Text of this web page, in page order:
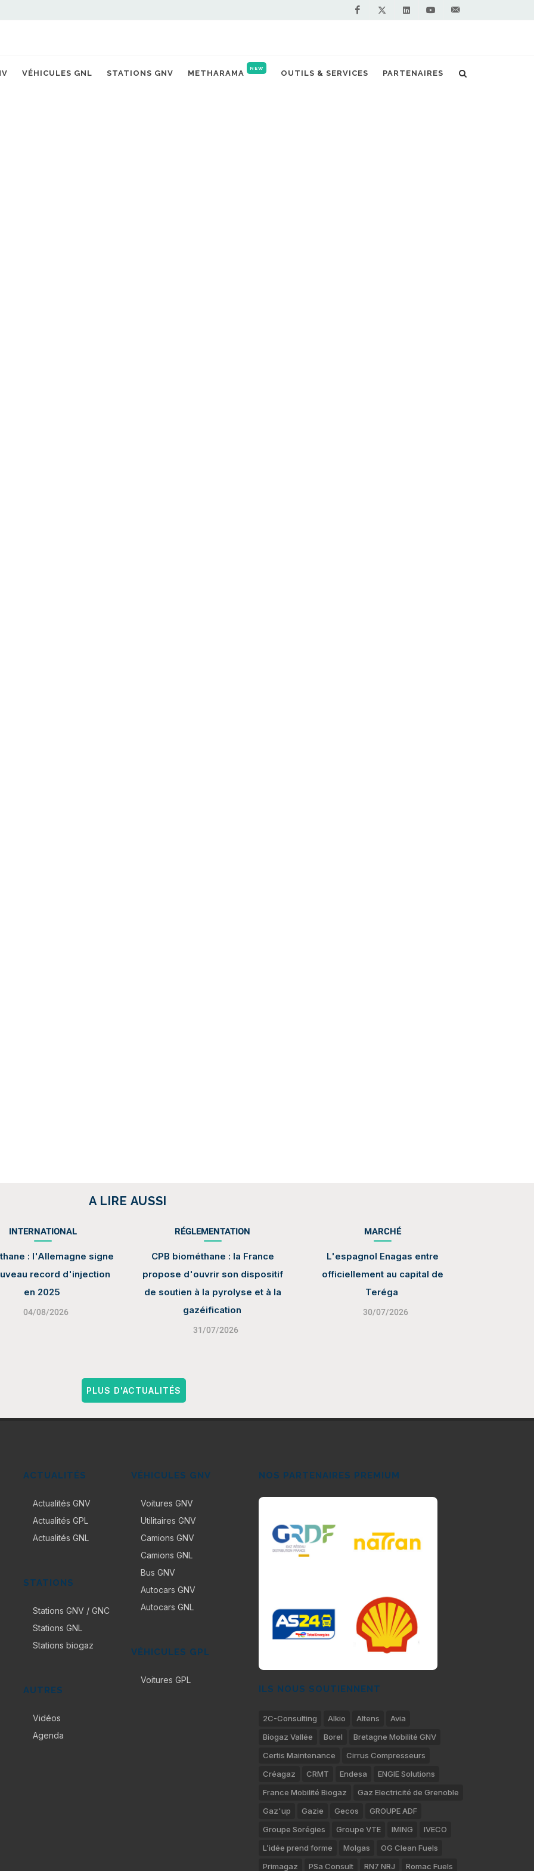
VÉHICULES GNL STATIONS GNV METHARAMA
NEW
OUTILS & SERVICES PARTENAIRES
Occitanie, près de 80 projets
A LIRE AUSSI
INTERNATIONAL
: l'Allemagne signe
record d'injection
en 2025
04/08/2026
RÉGLEMENTATION
CPB biométhane : la France
propose d'ouvrir son dispositif
de soutien à la pyrolyse et à la
gazéification
31/07/2026
MARCHÉ
L'espagnol Enagas entre
officiellement au capital de
Teréga
30/07/2026
PLUS D'ACTUALITÉS
ACTUALITÉS
Actualités GNV
Actualités GPL
Actualités GNL
STATIONS
Stations GNV / GNC
Stations GNL
Stations biogaz
AUTRES
Vidéos
Agenda
VÉHICULES GNV
Voitures GNV
Utilitaires GNV
Camions GNV
Camions GNL
Bus GNV
Autocars GNV
Autocars GNL
VÉHICULES GPL
Voitures GPL
NOS PARTENAIRES PREMIUM
ILS NOUS SOUTIENNENT
2C-Consulting Alkio Altens
Avia
Biogaz Vallée
Borel
Bretagne Mobilité GNV
Certis Maintenance
Cirrus Compresseurs
Créagaz
CRMT Endesa
ENGIE Solutions
France Mobilité Biogaz
Gaz Electricité de Grenoble
Gaz'up
Gazie Gecos
GROUPE ADF
Groupe Sorégies
Groupe VTE IMING
IVECO
L’idée prend forme
Molgas
OG Clean Fuels
Primagaz
PSa Consult RN7 NRJ Romac Fuels